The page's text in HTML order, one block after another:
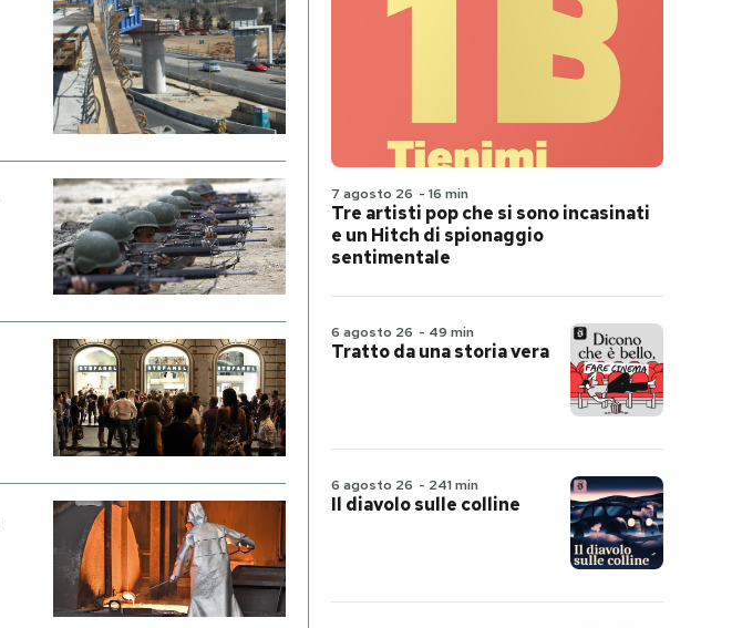
7 agosto 26 - 16 min
Tre artisti pop che si sono incasinati
e un Hitch di spionaggio
sentimentale
6 agosto 26 - 49 min
Tratto da una storia vera
6 agosto 26 - 241 min
Il diavolo sulle colline